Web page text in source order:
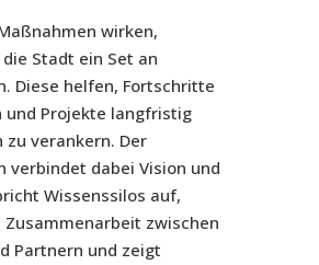
wirken,
Stadt ein Set an
Diese helfen, Fortschritte
und Projekte langfristig
zu verankern. Der
verbindet dabei Vision und
Wissenssilos auf,
zwischen
Partnern und zeigt